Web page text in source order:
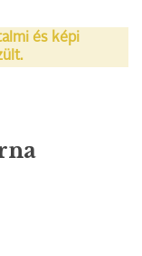
és képi